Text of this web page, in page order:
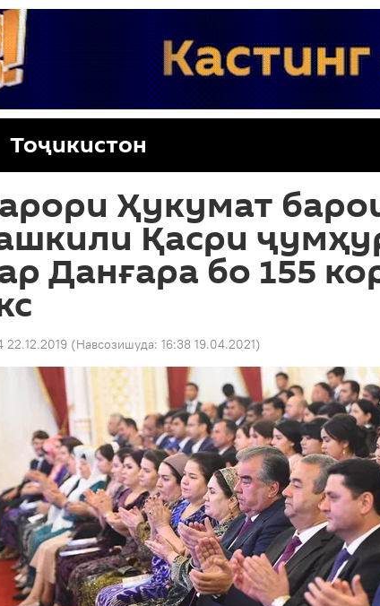
Тоҷикистон
Ҳукумат
Қасри
Данғара бо 155
22.12.2019 (Навсозишуда: 16:38 19.04.2021)